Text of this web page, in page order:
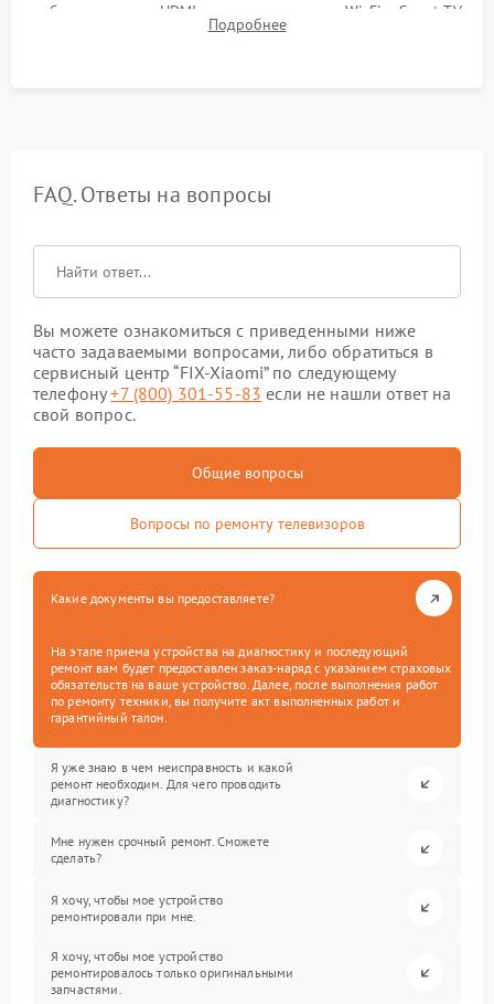
работы разъемов HDMI, динамиков, модуля Wi-Fi и Smart TV
в рабочем режиме в течение нескольких часов.
Подробнее
FAQ. Ответы на вопросы
Вы можете ознакомиться с приведенными ниже
часто задаваемыми вопросами, либо обратиться в
сервисный центр “FIX-Xiaomi” по следующему
телефону+7 (800) 301-55-83 если не нашли ответ на
свой вопрос.
Общие вопросы
Вопросы по ремонту телевизоров
Какие документы вы предоставляете?
На этапе приема устройства на диагностику и последующий
ремонт вам будет предоставлен заказ-наряд с указанием страховых
обязательств на ваше устройство. Далее, после выполнения работ
по ремонту техники, вы получите акт выполненных работ и
гарантийный талон.
Я уже знаю в чем неисправность и какой
ремонт необходим. Для чего проводить
диагностику?
Мне нужен срочный ремонт. Сможете
сделать?
Я хочу, чтобы мое устройство
ремонтировали при мне.
Я хочу, чтобы мое устройство
ремонтировалось только оригинальными
запчастями.